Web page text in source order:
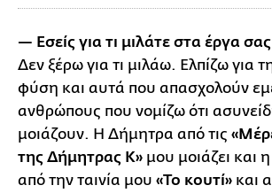
— Εσείς για τι μιλάτε στα έργα
Δεν ξέρω για τι μιλάω. Ελπίζω για
φύση και αυτά που απασχολούν
ανθρώπους που νομίζω ότι
μοιάζουν. Η Δήμητρα από τις
της Δήμητρας Κ» μου μοιάζει και
από την ταινία μου «Το κουτί» και